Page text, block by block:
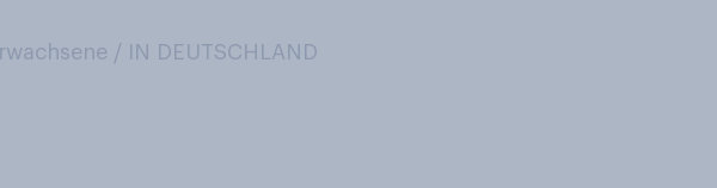
/ IN DEUTSCHLAND